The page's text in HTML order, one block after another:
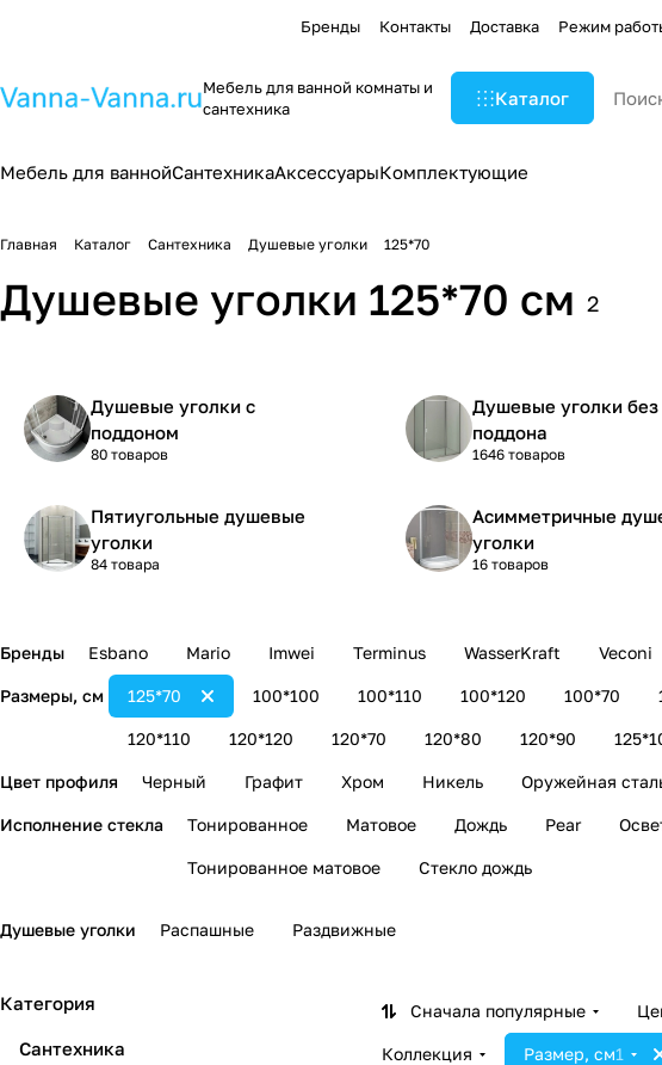
Бренды Контакты Доставка Режим
Мебель для ванной комнаты и
сантехника
Каталог
Мебель для ваннойСантехникаАксессуарыКомплектующие
Главная Каталог Сантехника Душевые уголки 125*70
Душевые уголки 125*70 см 2
Душевые уголки с
поддоном
80 товаров
Душевые уголки без
поддона
1646 товаров
Пятиугольные душевые
уголки
84 товара
Асимметричные
уголки
16 товаров
Бренды Esbano Mario Imwei Terminus WasserKraft Veconi
Размеры, см 100*100 100*110 100*120 100*70
120*110 120*120 120*70 120*80 120*90
125*70
Цвет профиля Черный Графит Хром Никель Оружейная
Исполнение стекла Тонированное Матовое Дождь Pear
Тонированное матовое Стекло дождь
Душевые уголки Распашные Раздвижные
Сначала популярные
Коллекция Размер, см1
Категория
Сантехника